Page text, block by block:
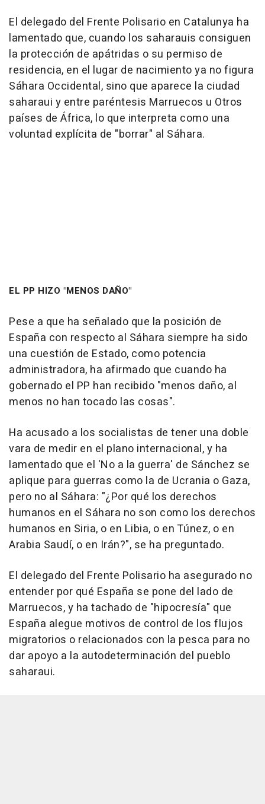
El delegado del Frente Polisario en Catalunya ha
lamentado que, cuando los saharauis consiguen
la protección de apátridas o su permiso de
residencia, en el lugar de nacimiento ya no figura
Sáhara Occidental, sino que aparece la ciudad
saharaui y entre paréntesis Marruecos u Otros
países de África, lo que interpreta como una
voluntad explícita de "borrar" al Sáhara.
EL PP HIZO "MENOS DAÑO"
Pese a que ha señalado que la posición de
España con respecto al Sáhara siempre ha sido
una cuestión de Estado, como potencia
administradora, ha afirmado que cuando ha
gobernado el PP han recibido "menos daño, al
menos no han tocado las cosas".
Ha acusado a los socialistas de tener una doble
vara de medir en el plano internacional, y ha
lamentado que el 'No a la guerra' de Sánchez se
aplique para guerras como la de Ucrania o Gaza,
pero no al Sáhara: "¿Por qué los derechos
humanos en el Sáhara no son como los derechos
humanos en Siria, o en Libia, o en Túnez, o en
Arabia Saudí, o en Irán?", se ha preguntado.
El delegado del Frente Polisario ha asegurado no
entender por qué España se pone del lado de
Marruecos, y ha tachado de "hipocresía" que
España alegue motivos de control de los flujos
migratorios o relacionados con la pesca para no
dar apoyo a la autodeterminación del pueblo
saharaui.